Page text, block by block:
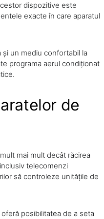
dispozitive este
exacte în care aparatul
un mediu confortabil la
programa aerul condiționat
de
mai mult decât răcirea
telecomenzi
să controleze unitățile de
posibilitatea de a seta